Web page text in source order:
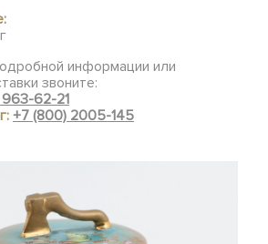
информации или
звоните:
62-21
+7 (800) 2005-145